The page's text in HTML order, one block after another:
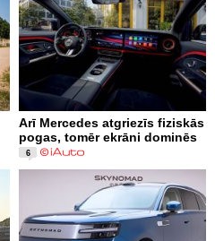
Arī Mercedes atgriezīs fiziskās
pogas, tomēr ekrāni dominēs
6